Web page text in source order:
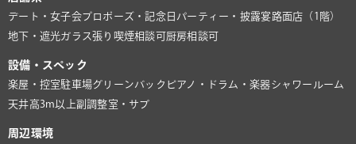
デート・女子会プロポーズ・記念日 パーティー・披露宴路面店（1階）
地下・遮光ガラス張り 喫煙相談可 厨房相談可
設備・スペック
楽屋・控室駐車場グリーンバック ピアノ・ドラム・楽器シャワールーム
天井高3m以上副調整室・サブ
周辺環境